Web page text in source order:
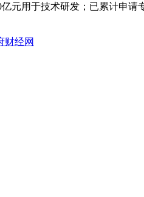
元用于技术研发；已累计申
财经网